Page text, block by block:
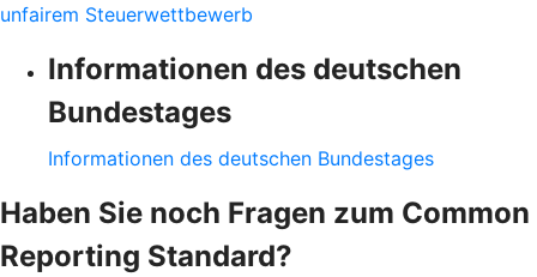
unfairem Steuerwettbewerb
Informationen des deutschen
Bundestages
Informationen des deutschen Bundestages
Haben Sie noch Fragen zum Common
Reporting Standard?